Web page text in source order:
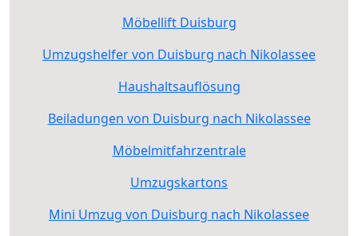
Möbellift Duisburg
Umzugshelfer von Duisburg nach Nikolassee
Haushaltsauflösung
Beiladungen von Duisburg nach Nikolassee
Möbelmitfahrzentrale
Umzugskartons
Mini Umzug von Duisburg nach Nikolassee